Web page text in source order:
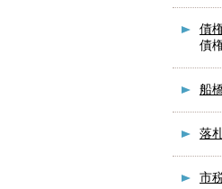
債
債
船
落
市